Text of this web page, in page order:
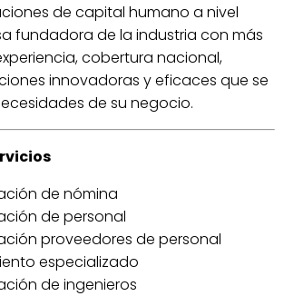
de capital humano a nivel
fundadora de la industria con más
cobertura nacional,
innovadoras y eficaces que se
de su negocio.
de nómina
de personal
proveedores de personal
especializado
de ingenieros